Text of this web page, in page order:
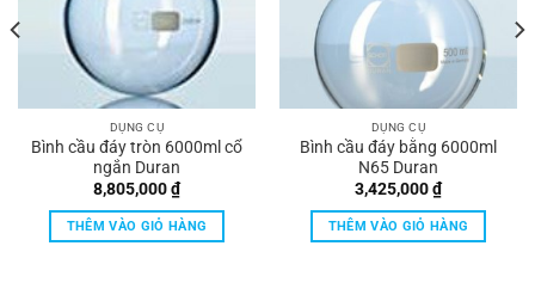
DỤNG CỤ
Bình cầu đáy tròn 6000ml cổ
ngắn Duran
8,805,000₫
THÊM VÀO GIỎ HÀNG
DỤNG CỤ
Bình cầu đáy bằng 6000ml
N65 Duran
3,425,000₫
THÊM VÀO GIỎ HÀNG